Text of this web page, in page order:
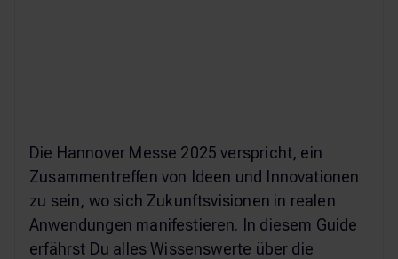
Die Hannover Messe 2025 verspricht, ein
Zusammentreffen von Ideen und Innovationen
zu sein, wo sich Zukunftsvisionen in realen
Anwendungen manifestieren. In diesem Guide
erfährst Du alles Wissenswerte über die